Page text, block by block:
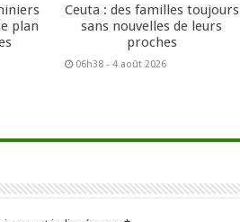
plan
Ceuta : des familles toujours
sans nouvelles de leurs
proches
06h38 - 4 août 2026